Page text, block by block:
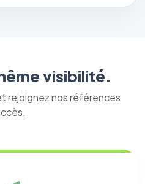
visibilité.
rejoignez nos références